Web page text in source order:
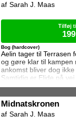
Aelin tager til Terrasen
og gøre klar til kampen
ankomst bliver dog
Samtidig er Elide på
Aelin og Celaena
når nogen følger efter
problemer at kæmpe
Bog (hardcover)
Sarah J. Maas
Tilføj
Midnatskronen
Sarah J. Maas